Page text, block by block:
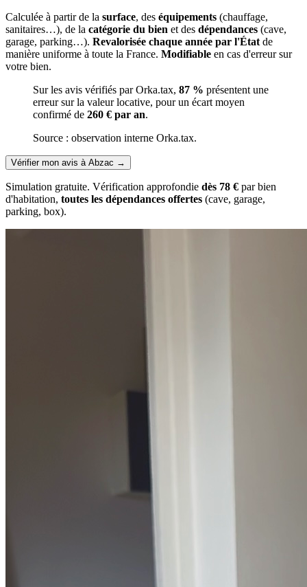
Calculée à partir de la surface, des équipements (chauffage,
sanitaires…), de la catégorie du bien et des dépendances (cave,
garage, parking…). Revalorisée chaque année par l'État de
manière uniforme à toute la France. Modifiable en cas d'erreur sur
votre bien.
Sur les avis vérifiés par Orka.tax, 87 % présentent une
erreur sur la valeur locative, pour un écart moyen
confirmé de 260 € par an.
Source : observation interne Orka.tax.
Vérifier mon avis à Abzac →
Simulation gratuite. Vérification approfondie dès 78 € par bien
d'habitation, toutes les dépendances offertes (cave, garage,
parking, box).